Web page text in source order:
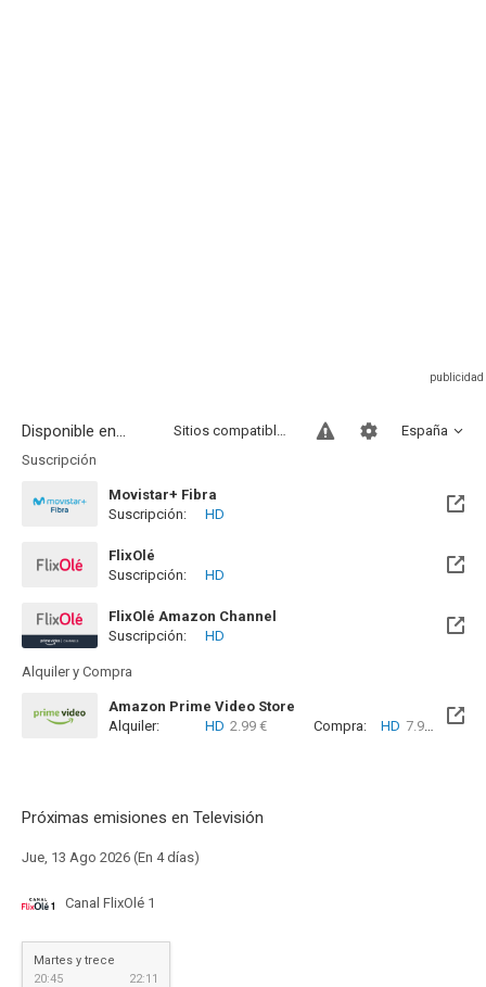
Disponible en... España
Sitios compatibles
Suscripción
Movistar+ Fibra
Disponible hasta el Vie, 01 Ene 2100 (Quedan 73 años)
Suscripción: HD
FlixOlé
Suscripción:
HD
FlixOlé Amazon Channel
Suscripción:
HD
Alquiler y Compra
Amazon Prime Video Store
Alquiler:
HD 2.99 € Compra: HD 7.99 €
Próximas emisiones en Televisión
Jue, 13 Ago 2026 (En 4 días)
Canal FlixOlé 1
Martes y trece
20:45
22:11